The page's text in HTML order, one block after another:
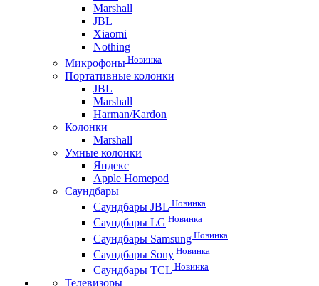
Marshall
JBL
Xiaomi
Nothing
Микрофоны Новинка
Портативные колонки
JBL
Marshall
Harman/Kardon
Колонки
Marshall
Умные колонки
Яндекс
Apple Homepod
Саундбары
Саундбары JBL Новинка
Саундбары LG Новинка
Саундбары Samsung Новинка
Саундбары Sony Новинка
Саундбары TCL Новинка
Телевизоры